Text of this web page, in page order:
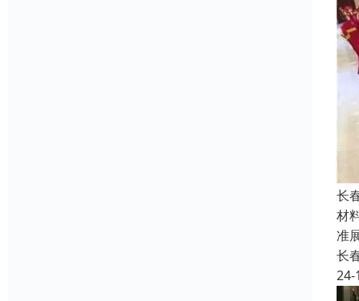
长
材
准
长
24-